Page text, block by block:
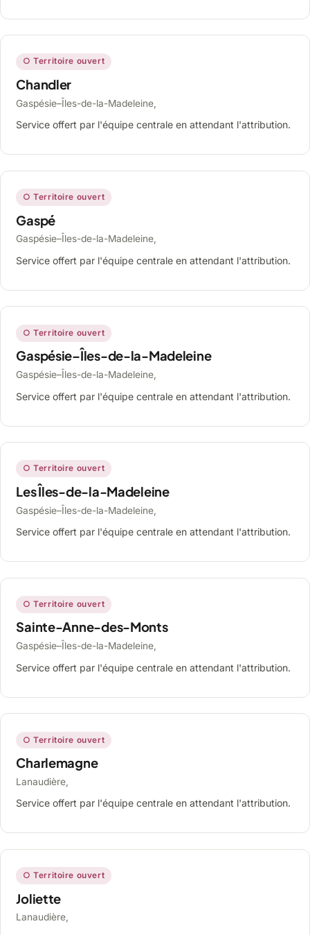
○ Territoire ouvert
Chandler
Gaspésie–Îles-de-la-Madeleine,
Service offert par l'équipe centrale en attendant l'attribution.
○ Territoire ouvert
Gaspé
Gaspésie–Îles-de-la-Madeleine,
Service offert par l'équipe centrale en attendant l'attribution.
○ Territoire ouvert
Gaspésie–Îles-de-la-Madeleine
Gaspésie–Îles-de-la-Madeleine,
Service offert par l'équipe centrale en attendant l'attribution.
○ Territoire ouvert
Les Îles-de-la-Madeleine
Gaspésie–Îles-de-la-Madeleine,
Service offert par l'équipe centrale en attendant l'attribution.
○ Territoire ouvert
Sainte-Anne-des-Monts
Gaspésie–Îles-de-la-Madeleine,
Service offert par l'équipe centrale en attendant l'attribution.
○ Territoire ouvert
Charlemagne
Lanaudière,
Service offert par l'équipe centrale en attendant l'attribution.
○ Territoire ouvert
Joliette
Lanaudière,